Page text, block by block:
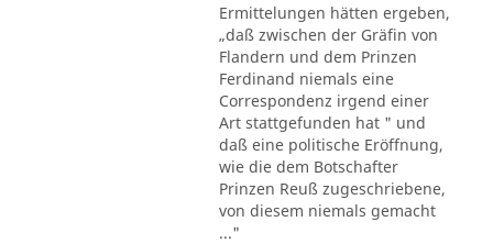
Ermittelungen hätten ergeben,
„daß zwischen der Gräfin von
Flandern und dem Prinzen
Ferdinand niemals eine
Correspondenz irgend einer
Art stattgefunden hat " und
daß eine politische Eröffnung,
wie die dem Botschafter
Prinzen Reuß zugeschriebene,
von diesem niemals gemacht
..."